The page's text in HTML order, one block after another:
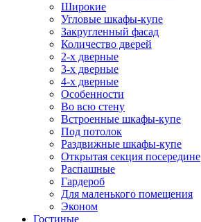
Широкие
Угловые шкафы-купе
Закругленный фасад
Количество дверей
2-х дверные
3-х дверные
4-х дверные
Особенности
Во всю стену
Встроенные шкафы-купе
Под потолок
Раздвижные шкафы-купе
Открытая секция посередине
Распашные
Гардероб
Для маленького помещения
Эконом
Гостиные